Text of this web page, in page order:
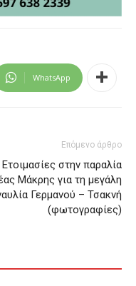
WhatsApp
Επόμενο άρθρο
Ετοιμασίες στην παραλία
Μάκρης για τη μεγάλη
Γερμανού – Τσακνή
(φωτογραφίες)